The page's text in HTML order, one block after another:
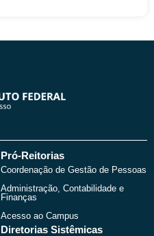
Pró-Reitorias
Coordenação de Gestão de Pessoas
Administração, Contabilidade e
Finanças
Acesso ao Campus
Diretorias Sistêmicas